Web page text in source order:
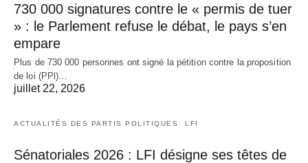
730 000 signatures contre le « permis de tuer
» : le Parlement refuse le débat, le pays s’en
empare
Plus de 730 000 personnes ont signé la pétition contre la proposition
de loi (PPl)…
juillet 22, 2026
ACTUALITÉS DES PARTIS POLITIQUES LFI
Sénatoriales 2026 : LFI désigne ses têtes de